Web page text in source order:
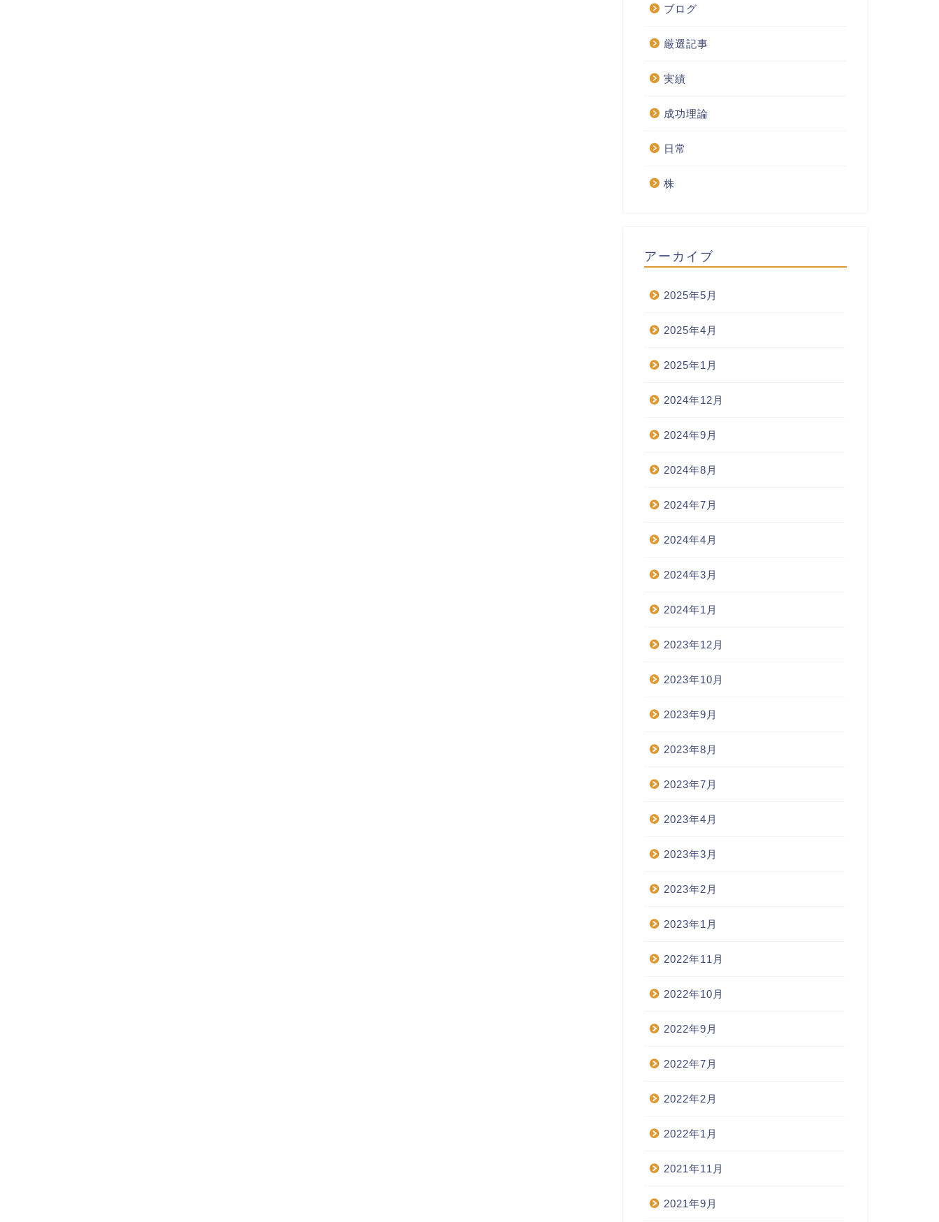
ブログ
厳選記事
実績
成功理論
日常
株
アーカイブ
2025年5月
2025年4月
2025年1月
2024年12月
2024年9月
2024年8月
2024年7月
2024年4月
2024年3月
2024年1月
2023年12月
2023年10月
2023年9月
2023年8月
2023年7月
2023年4月
2023年3月
2023年2月
2023年1月
2022年11月
2022年10月
2022年9月
2022年7月
2022年2月
2022年1月
2021年11月
2021年9月